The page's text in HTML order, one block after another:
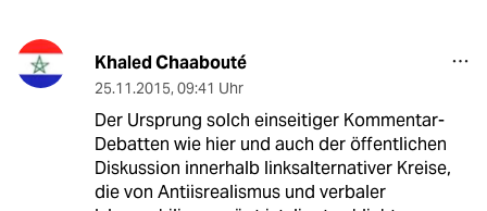
Khaled Chaabouté
25.11.2015, 09:41 Uhr
Der Ursprung solch einseitiger Kommentar-
Debatten wie hier und auch der öffentlichen
Diskussion innerhalb linksalternativer Kreise,
die von Antiisrealismus und verbaler